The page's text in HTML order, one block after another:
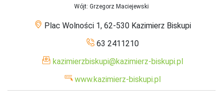
Wójt: Grzegorz Maciejewski
Plac Wolności 1, 62-530 Kazimierz Biskupi
63 2411210
kazimierzbiskupi@kazimierz-biskupi.pl
www.kazimierz-biskupi.pl